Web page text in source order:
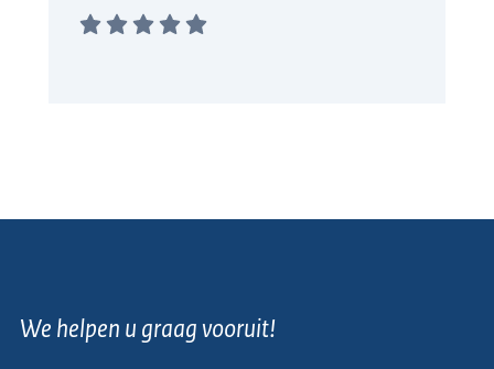
We helpen u graag vooruit!